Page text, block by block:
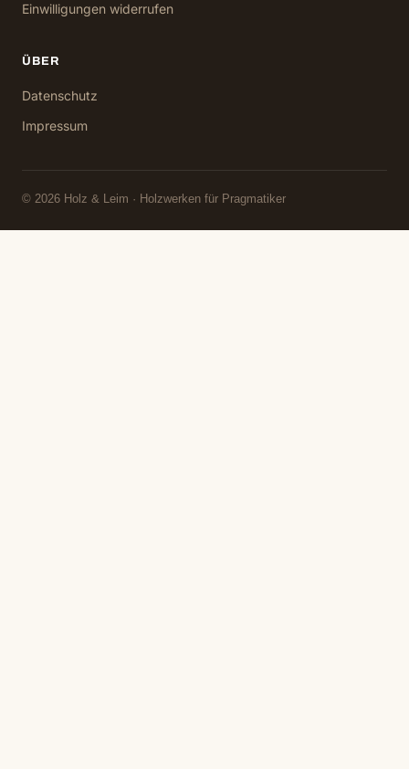
Einwilligungen widerrufen
ÜBER
Datenschutz
Impressum
© 2026 Holz & Leim · Holzwerken für Pragmatiker